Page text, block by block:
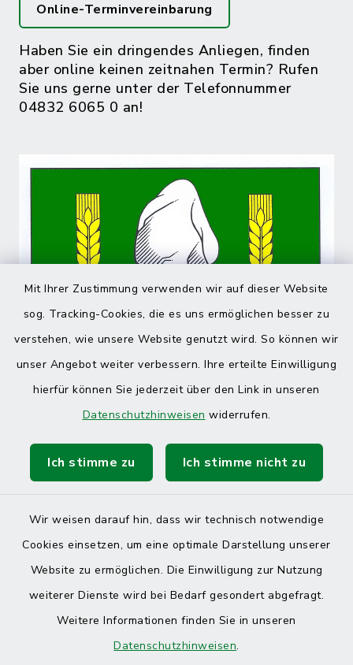
Mit Ihrer Zustimmung verwenden wir auf dieser Website
sog. Tracking-Cookies, die es uns ermöglichen besser zu
verstehen, wie unsere Website genutzt wird. So können wir
unser Angebot weiter verbessern. Ihre erteilte Einwilligung
hierfür können Sie jederzeit über den Link in unseren
Datenschutzhinweisen widerrufen.
Ich stimme zu Ich stimme nicht zu
Wir weisen darauf hin, dass wir technisch notwendige
Cookies einsetzen, um eine optimale Darstellung unserer
Website zu ermöglichen. Die Einwilligung zur Nutzung
weiterer Dienste wird bei Bedarf gesondert abgefragt.
Weitere Informationen finden Sie in unseren
Datenschutzhinweisen.
Online-Terminvereinbarung
Haben Sie ein dringendes Anliegen, finden
aber online keinen zeitnahen Termin? Rufen
Sie uns gerne unter der Telefonnummer
04832 6065 0 an!
Barrierefreiheit